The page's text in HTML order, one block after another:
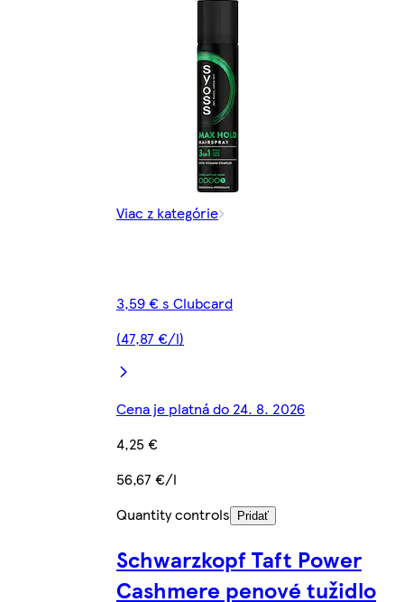
Viac z kategórie
3,59 € s Clubcard
(47,87 €/l)
Cena je platná do 24. 8. 2026
4,25 €
56,67 €/l
Quantity controls
Pridať
Schwarzkopf Taft Power
Cashmere penové tužidlo